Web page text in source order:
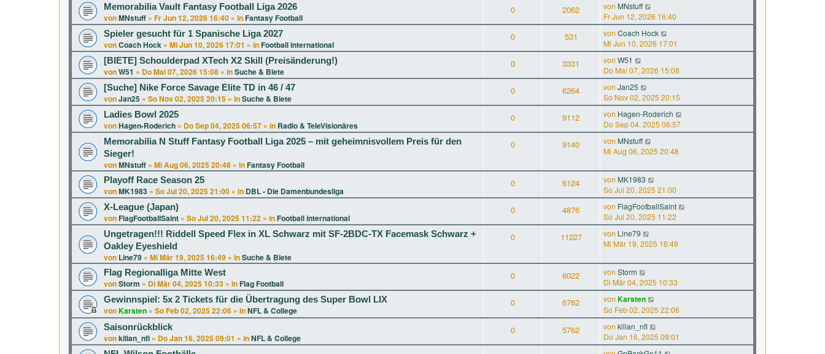
Memorabilia Vault Fantasy Football Liga 2026
vonMNstuff » Fr Jun 12, 2026 16:40 » in Fantasy Football
0 2062 von MNstuff
Fr Jun 12, 2026 16:40
Spieler gesucht für 1 Spanische Liga 2027
vonCoach Hock » Mi Jun 10, 2026 17:01 » in Football international
0 531 von Coach Hock
Mi Jun 10, 2026 17:01
[BIETE] Schoulderpad XTech X2 Skill (Preisänderung!)
vonW51 » Do Mai 07, 2026 15:08 » inSuche & Biete
0 3331 von W51
Do Mai 07, 2026 15:08
[Suche] Nike Force Savage Elite TD in 46 / 47
vonJan25 » So Nov 02, 2025 20:15 » inSuche & Biete
0 6264 von Jan25
So Nov 02, 2025 20:15
Ladies Bowl 2025
vonHagen-Roderich » Do Sep 04, 2025 06:57 » in Radio & TeleVisionäres
0 9112 von Hagen-Roderich
Do Sep 04, 2025 06:57
Memorabilia N Stuff Fantasy Football Liga 2025 – mit geheimnisvollem Preis für den
Sieger!
vonMNstuff » Mi Aug 06, 2025 20:48 » in Fantasy Football
0 9140 von MNstuff
Mi Aug 06, 2025 20:48
Playoff Race Season 25
vonMK1983 » So Jul 20, 2025 21:00 » in DBL - Die Damenbundesliga
0 6124 von MK1983
So Jul 20, 2025 21:00
X-League (Japan)
von FlagFootballSaint » So Jul 20, 2025 11:22 » in Football international
0 4876 von FlagFootballSaint
So Jul 20, 2025 11:22
Ungetragen!!! Riddell Speed Flex in XL Schwarz mit SF-2BDC-TX Facemask Schwarz +
Oakley Eyeshield
von Line79 » Mi Mär 19, 2025 16:49 » inSuche & Biete
0 11227 von Line79
Mi Mär 19, 2025 16:49
Flag Regionalliga Mitte West
vonStorm » Di Mär 04, 2025 10:33 » in Flag Football
0 6022 von Storm
Di Mär 04, 2025 10:33
Gewinnspiel: 5x 2 Tickets für die Übertragung des Super Bowl LIX
vonKarsten » So Feb 02, 2025 22:06 » inNFL & College
0 6762 von Karsten
So Feb 02, 2025 22:06
Saisonrückblick
vonkilian_nfl » Do Jan 16, 2025 09:01 » inNFL & College
0 5762 von kilian_nfl
Do Jan 16, 2025 09:01